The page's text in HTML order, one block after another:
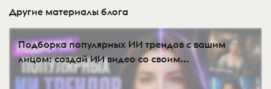
Другие материалы блога
Подборка популярных ИИ трендов с вашим
лицом: создай ИИ видео со своим...